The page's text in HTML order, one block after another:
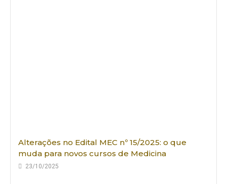
Alterações no Edital MEC nº 15/2025: o que
muda para novos cursos de Medicina
23/10/2025